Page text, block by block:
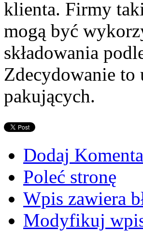
klienta. Firmy
mogą być
składowania
Zdecydowanie
pakujących.
Dodaj
Poleć stronę
Wpis zawiera
Modyfikuj